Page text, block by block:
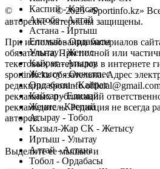
Каспий - Кайсар
Актобе - Алтай
Астана - Иртыш
Елимай - Ордабасы
Улытау - Женис
Кайрат - Атырау
Жетысу - Окжетпес
Ордабасы - Кайрат
Кайсар - Елимай
Женис - Каспий
Атырау - Тобол
Кызыл-Жар СК - Жетысу
Иртыш - Улытау
Алтай - Астана
Тобол - Ордабасы
© Copyright© 2025 «Sportinfo.kz»
авторские материалы защищены.
При использовании материалов
обязательна. При полной или
текстовых материалов в интернете
sportinfo.kz обязательна. Адрес
редакции:
рекламных публикаций
рекламодатель. Редакция не всегда
авторов.
Заметили ошибку в тексте?
Выделите ее мышью и